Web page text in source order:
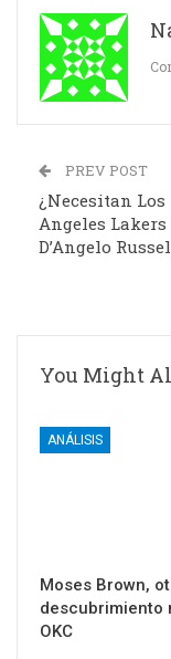
PREV POST
¿Necesitan Los
Angeles Lakers
D’Angelo
You Might
ANÁLISIS
Moses Brown,
descubrimiento
OKC